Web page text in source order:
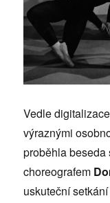
Vedle
výraznými
proběhla beseda
choreografem
uskuteční